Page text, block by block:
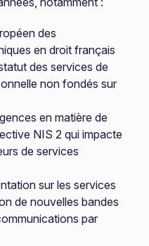
des
en droit français
des services de
non fondés sur
en matière de
NIS 2 qui impacte
de services
sur les services
de nouvelles bandes
par